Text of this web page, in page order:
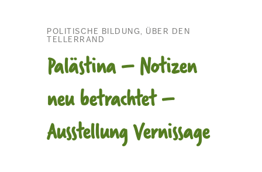
POLITISCHE BILDUNG, ÜBER DEN
TELLERRAND
Palästina – Notizen
neu betrachtet –
Ausstellung Vernissage